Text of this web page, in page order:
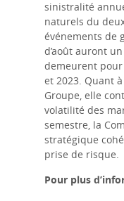
sinistralité
naturels du
événements de
d’août auront
demeurent pour
et 2023. Quant
Groupe, elle
volatilité des
semestre, la
stratégique
prise de risque.
Pour plus